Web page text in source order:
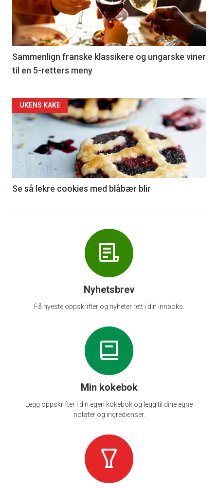
nå
-
5
Sammenlign franske klassikere og ungarske viner
til en 5-retters meny
Forsiden
akkurat
nå
6
UKENS KAKE
Se så lekre cookies med blåbær blir
Nyhetsbrev
Få nyeste oppskrifter og nyheter rett i din innboks.
Min kokebok
Legg oppskrifter i din egen kokebok og legg til dine egne
notater og ingredienser.